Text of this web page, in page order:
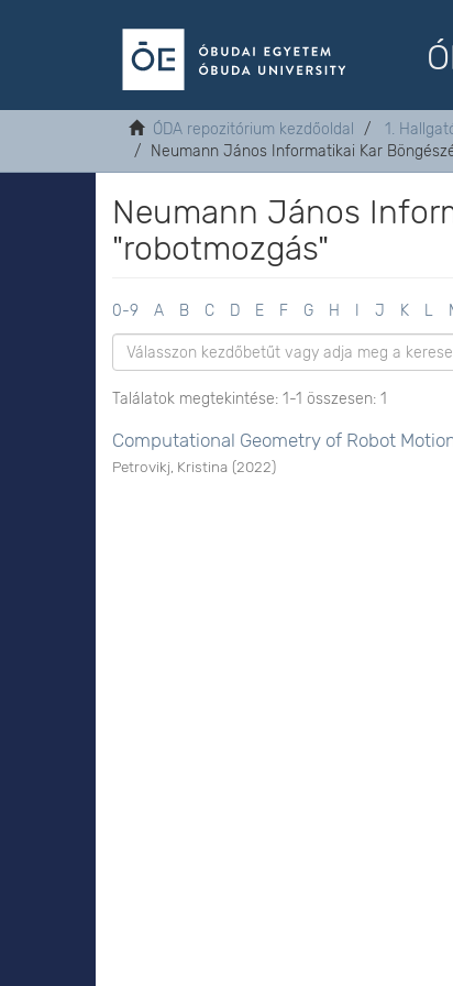
ÓDA repozitórium kezdőoldal 1.
Neumann János Informatikai Kar
Neumann János
"robotmozgás"
0-9 A B C D E F G H J K L
Találatok megtekintése: 1-1 összesen: 1
Computational Geometry of Robot
Petrovikj, Kristina (2022)